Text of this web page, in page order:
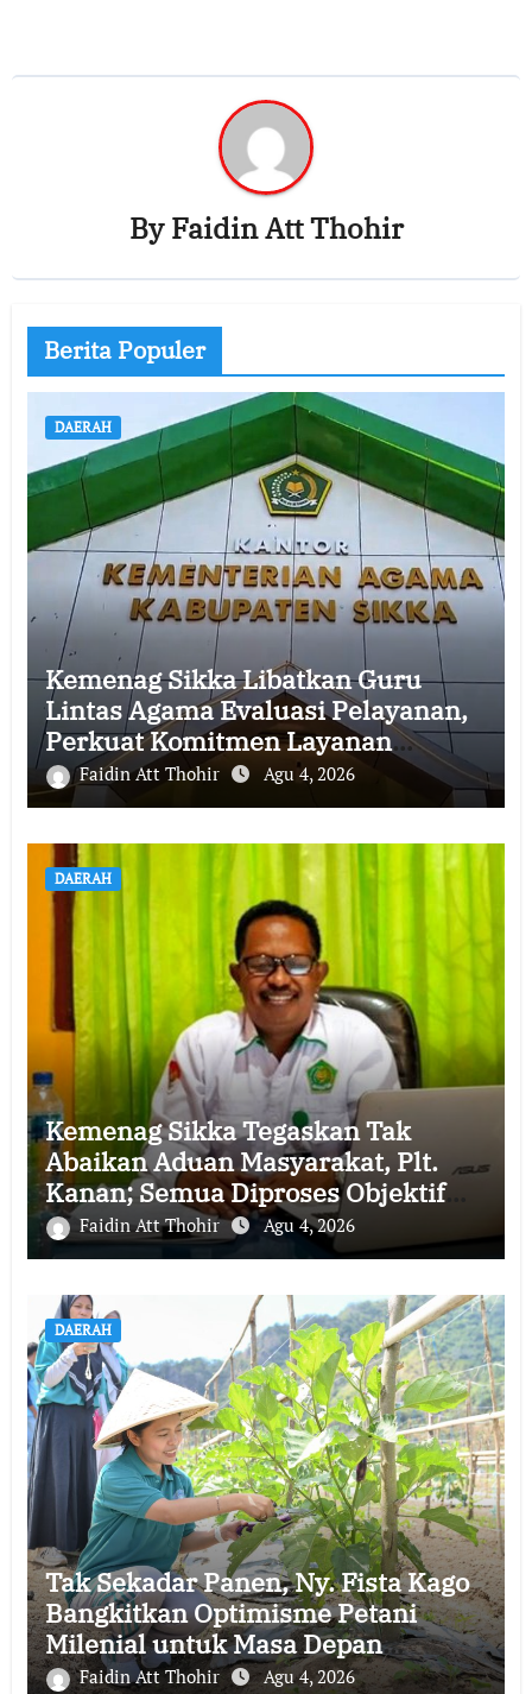
ByFaidin Att Thohir
Berita Populer
DAERAH
Kemenag Sikka Libatkan Guru
Lintas Agama Evaluasi Pelayanan,
Perkuat Komitmen Layanan
Profesional dan Humanis
Faidin Att Thohir Agu 4, 2026
DAERAH
Kemenag Sikka Tegaskan Tak
Abaikan Aduan Masyarakat, Plt.
Kanan; Semua Diproses Objektif
dan Transparan
Faidin Att Thohir Agu 4, 2026
DAERAH
Tak Sekadar Panen, Ny. Fista Kago
Bangkitkan Optimisme Petani
Milenial untuk Masa Depan
Ketahanan Pangan Sikka
Faidin Att Thohir Agu 4, 2026